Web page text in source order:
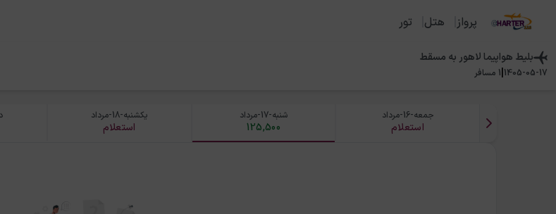
پرواز هتل تور
بلیط هواپیمالاهور به مسقط
1405-05-17
|
1 مسافر
جمعه-16-مرداد
استعلام
شنبه-17-مرداد
125,500
یکشنبه-18-مرداد
استعلام